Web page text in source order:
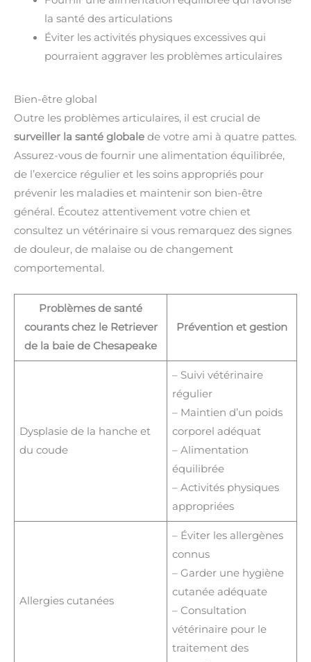
la santé des articulations
Éviter les activités physiques excessives qui
pourraient aggraver les problèmes articulaires
Bien-être global
Outre les problèmes articulaires, il est crucial de
surveiller la santé globale de votre ami à quatre pattes.
Assurez-vous de fournir une alimentation équilibrée,
de l’exercice régulier et les soins appropriés pour
prévenir les maladies et maintenir son bien-être
général. Écoutez attentivement votre chien et
consultez un vétérinaire si vous remarquez des signes
de douleur, de malaise ou de changement
comportemental.
Problèmes de santé
courants chez le Retriever
de la baie de Chesapeake
Prévention et gestion
Dysplasie de la hanche et
du coude
– Suivi vétérinaire
régulier
– Maintien d’un poids
corporel adéquat
– Alimentation
équilibrée
– Activités physiques
appropriées
Allergies cutanées
– Éviter les allergènes
connus
– Garder une hygiène
cutanée adéquate
– Consultation
vétérinaire pour le
traitement des